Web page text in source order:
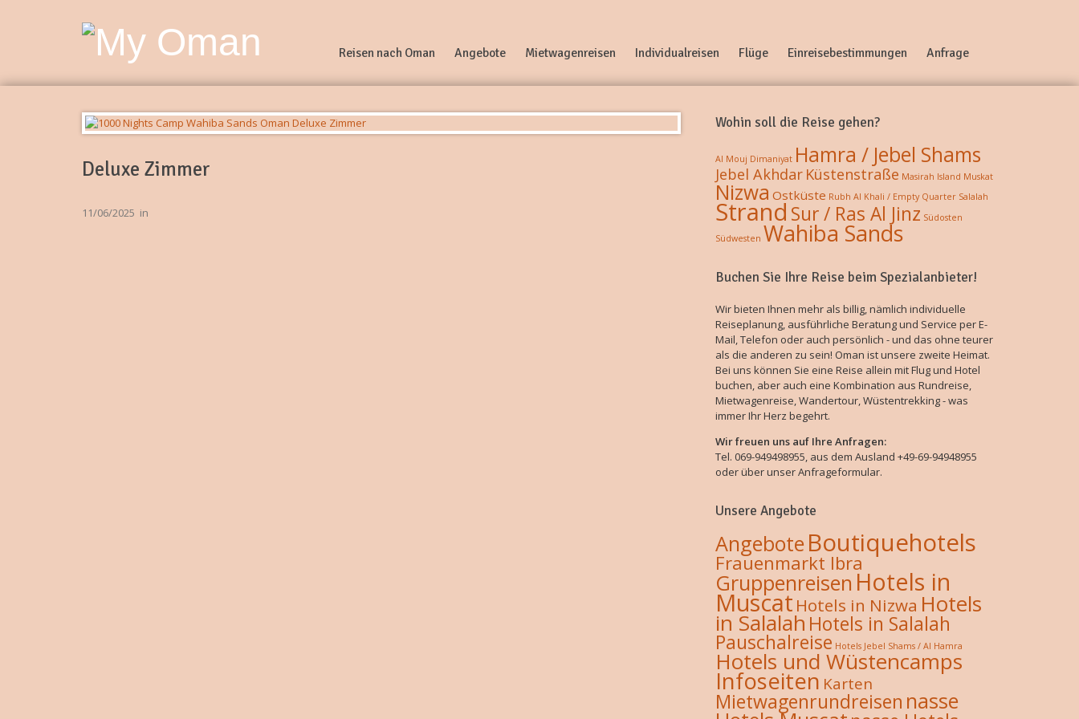
Reisen nach Oman Angebote Mietwagenreisen Individualreisen Flüge Einreisebestimmungen Anfrage
Deluxe Zimmer
11/06/2025 in
Wohin soll die Reise gehen?
Al Mouj Dimaniyat Hamra / Jebel Shams
Jebel Akhdar Küstenstraße Masirah Island Muskat
Nizwa Ostküste Rubh Al Khali / Empty Quarter Salalah
Strand Sur / Ras Al Jinz Südosten
Südwesten Wahiba Sands
Buchen Sie Ihre Reise beim Spezialanbieter!
Wir bieten Ihnen mehr als billig, nämlich individuelle
Reiseplanung, ausführliche Beratung und Service per E-
Mail, Telefon oder auch persönlich - und das ohne teurer
als die anderen zu sein! Oman ist unsere zweite Heimat.
Bei uns können Sie eine Reise allein mit Flug und Hotel
buchen, aber auch eine Kombination aus Rundreise,
Mietwagenreise, Wandertour, Wüstentrekking - was
immer Ihr Herz begehrt.
Wir freuen uns auf Ihre Anfragen:
Tel. 069-949498955, aus dem Ausland +49-69-94948955
oder über unser Anfrageformular.
Unsere Angebote
Angebote Boutiquehotels
Frauenmarkt Ibra
Gruppenreisen Hotels in
Muscat Hotels in Nizwa Hotels
in Salalah Hotels in Salalah
Pauschalreise Hotels Jebel Shams / Al Hamra
Hotels und Wüstencamps
Infoseiten Karten
Mietwagenrundreisen nasse